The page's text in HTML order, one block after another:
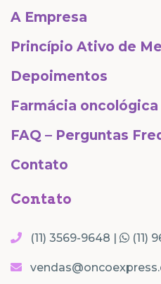
A Empresa
Princípio Ativo de
Depoimentos
Farmácia oncológica
FAQ – Perguntas
Contato
Contato
(11) 3569-9648 | (11)